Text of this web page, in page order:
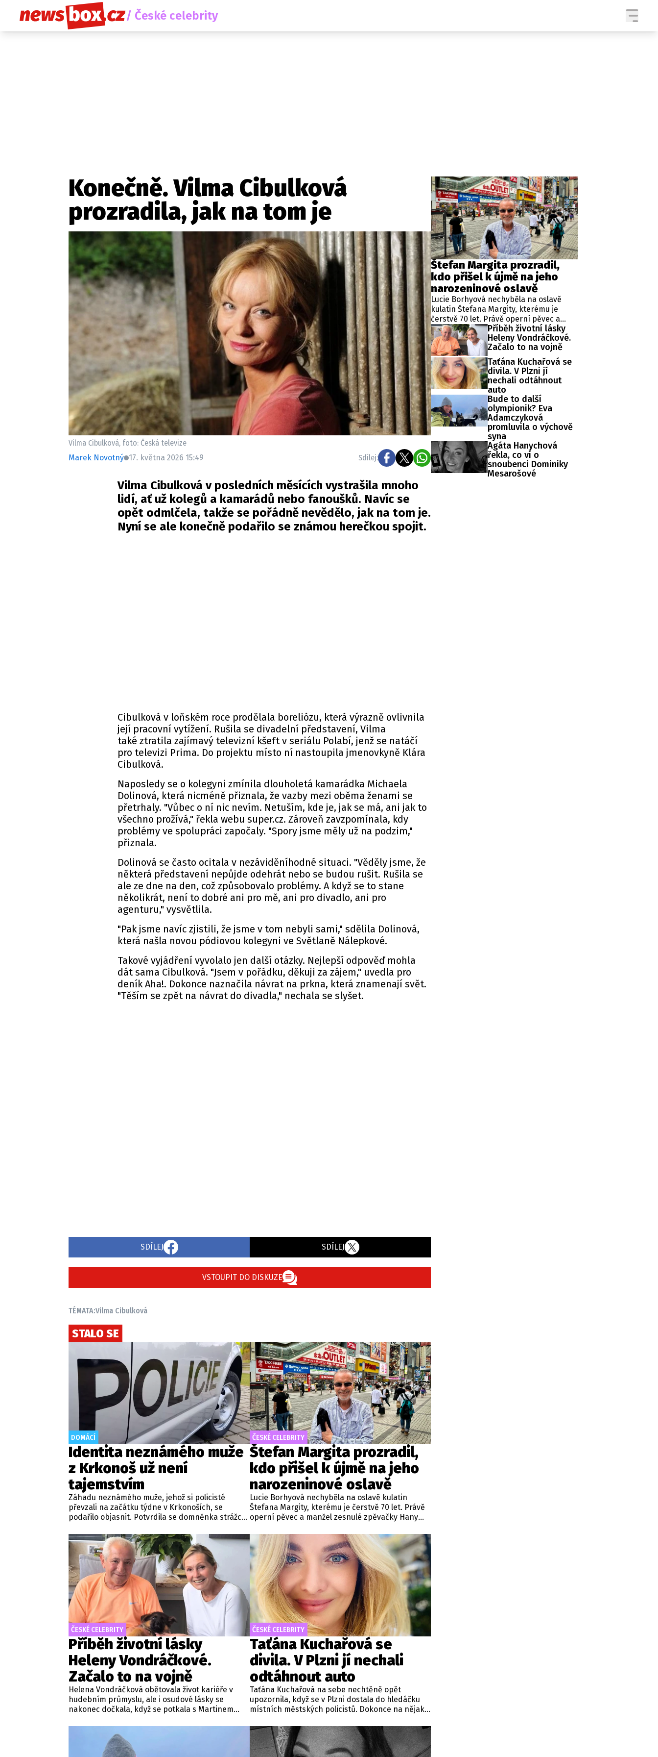
/ České celebrity
Etický kodex Redakce Kontakt Vydavatel Inzerce Osobní údaje / Cookies
Volná místa
Provozovatelem serveru newsbox.cz je INCORP MEDIA GROUP s.r.o., IČ: 118 23 054
SLEDUJTE NÁS NA
Zaznamenali jste událost? Máte pro nás důležitou zprávu, příběh, fotografie, videa?
Pošlete nám mail na: redakce@newsbox.cz
Nejlepší z vás odměníme
Konečně. Vilma Cibulková
prozradila, jak na tom je
Vilma Cibulková, foto: Česká televize
Marek Novotný 17. května 2026 15:49 Sdílej:
Vilma Cibulková v posledních měsících vystrašila mnoho
lidí, ať už kolegů a kamarádů nebo fanoušků. Navíc se
opět odmlčela, takže se pořádně nevědělo, jak na tom je.
Nyní se ale konečně podařilo se známou herečkou spojit.
Cibulková v loňském roce prodělala boreliózu, která výrazně ovlivnila
její pracovní vytížení. Rušila se divadelní představení, Vilma
také ztratila zajímavý televizní kšeft v seriálu Polabí, jenž se natáčí
pro televizi Prima. Do projektu místo ní nastoupila jmenovkyně Klára
Cibulková.
Naposledy se o kolegyni zmínila dlouholetá kamarádka Michaela
Dolinová, která nicméně přiznala, že vazby mezi oběma ženami se
přetrhaly. "Vůbec o ní nic nevím. Netuším, kde je, jak se má, ani jak to
všechno prožívá," řekla webu super.cz. Zároveň zavzpomínala, kdy
problémy ve spolupráci započaly. "Spory jsme měly už na podzim,"
přiznala.
Dolinová se často ocitala v nezáviděníhodné situaci. "Věděly jsme, že
některá představení nepůjde odehrát nebo se budou rušit. Rušila se
ale ze dne na den, což způsobovalo problémy. A když se to stane
několikrát, není to dobré ani pro mě, ani pro divadlo, ani pro
agenturu," vysvětlila.
"Pak jsme navíc zjistili, že jsme v tom nebyli sami," sdělila Dolinová,
která našla novou pódiovou kolegyni ve Světlaně Nálepkové.
Takové vyjádření vyvolalo jen další otázky. Nejlepší odpověď mohla
dát sama Cibulková. "Jsem v pořádku, děkuji za zájem," uvedla pro
deník Aha!. Dokonce naznačila návrat na prkna, která znamenají svět.
"Těším se zpět na návrat do divadla," nechala se slyšet.
SDÍLEJ SDÍLEJ
VSTOUPIT DO DISKUZE
TÉMATA:Vilma Cibulková
STALO SE
DOMÁCÍ
Identita neznámého muže
z Krkonoš už není
tajemstvím
Záhadu neznámého muže, jehož si policisté
převzali na začátku týdne v Krkonoších, se
podařilo objasnit. Potvrdila se domněnka strážců
informovala na webu.
ČESKÉ CELEBRITY
Štefan Margita prozradil,
kdo přišel k újmě na jeho
narozeninové oslavě
Lucie Borhyová nechyběla na oslavě kulatin
Štefana Margity, kterému je čerstvě 70 let. Právě
operní pěvec a manžel zesnulé zpěvačky Hany
televize Nova byla hlavní postavou nešťastného
incidentu.
ČESKÉ CELEBRITY
Příběh životní lásky
Heleny Vondráčkové.
Začalo to na vojně
Helena Vondráčková obětovala život kariéře v
hudebním průmyslu, ale i osudové lásky se
nakonec dočkala, když se potkala s Martinem
okamžiku, kdy přeskočila jiskra, myslel už dlouho.
ČESKÉ CELEBRITY
Taťána Kuchařová se
divila. V Plzni jí nechali
odtáhnout auto
Taťána Kuchařová na sebe nechtěně opět
upozornila, když se v Plzni dostala do hledáčku
místních městských policistů. Dokonce na nějaký
přesně stalo?
Štefan Margita prozradil,
kdo přišel k újmě na jeho
narozeninové oslavě
Lucie Borhyová nechyběla na oslavě
kulatin Štefana Margity, kterému je
čerstvě 70 let. Právě operní pěvec a
manžel zesnulé zpěvačky Hany
Zagorové prozradil, že hvězda
zpravodajství televize Nova byla hlavní
postavou nešťastného incidentu.
Příběh životní lásky
Heleny Vondráčkové.
Začalo to na vojně
Taťána Kuchařová se
divila. V Plzni jí
nechali odtáhnout
auto
Bude to další
olympionik? Eva
Adamczyková
promluvila o výchově
syna
Agáta Hanychová
řekla, co ví o
snoubenci Dominiky
Mesarošové